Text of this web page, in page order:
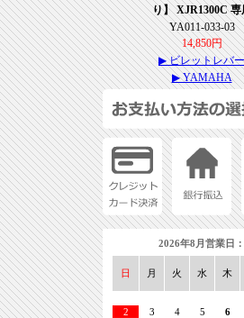
り】 XJR1300C 専
YA011-033-03
14,850円
▶ ビレットレバー
▶ YAMAHA
2026年8月営業日：
日 月 火 水 木
2
3 4 5 6